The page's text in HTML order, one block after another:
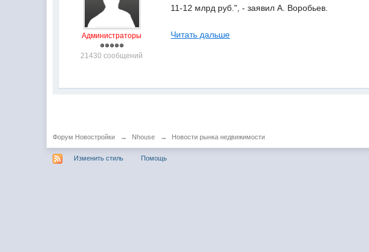
Администраторы
21430 сообщений
11-12 млрд руб.", - заявил А. Воробьев.
Читать дальше
Форум Новостройки → Nhouse → Новости рынка недвижимости
Изменить стиль Помощь